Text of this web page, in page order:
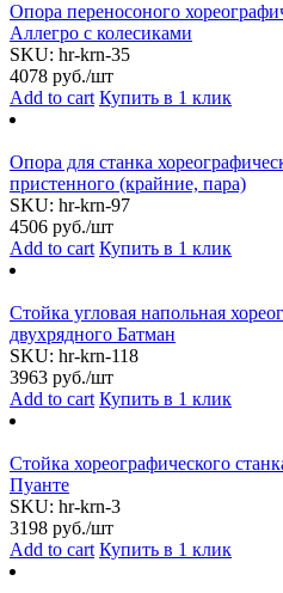
Опора переносоного
Аллегро с колесиками
SKU: hr-krn-35
4078 руб./шт
Add to cart Купить в 1 клик
Опора для станка
пристенного (крайние, пара)
SKU: hr-krn-97
4506 руб./шт
Add to cart Купить в 1 клик
Стойка угловая напольная
двухрядного Батман
SKU: hr-krn-118
3963 руб./шт
Add to cart Купить в 1 клик
Стойка хореографического
Пуанте
SKU: hr-krn-3
3198 руб./шт
Add to cart Купить в 1 клик